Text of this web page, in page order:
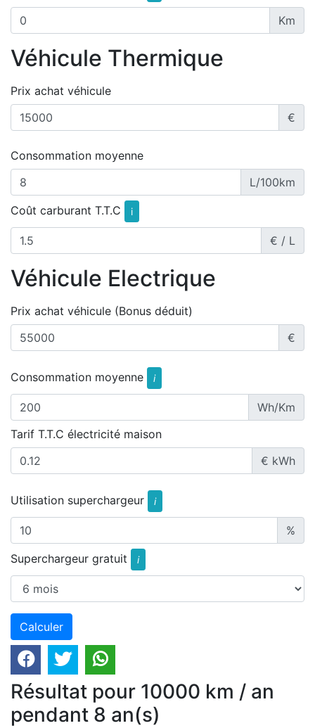
Km
Véhicule Thermique
Prix achat véhicule
€
Consommation moyenne
L/100km
Coût carburant T.T.C
i
€ / L
Véhicule Electrique
Prix achat véhicule (Bonus déduit)
€
Consommation moyenne i
Wh/Km
Tarif T.T.C électricité maison
€ kWh
Utilisation superchargeur i
%
Superchargeur gratuit
i
Résultat pour 10000 km / an
pendant 8 an(s)